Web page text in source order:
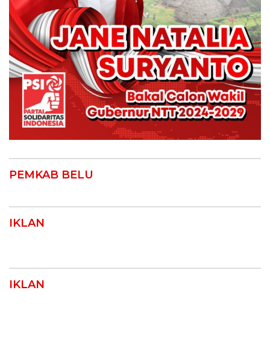
PEMKAB BELU
IKLAN
IKLAN